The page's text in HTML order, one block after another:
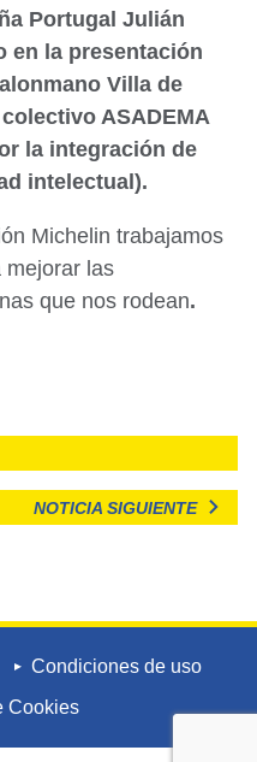
Portugal Julián
en la presentación
Villa de
ASADEMA
la integración de
intelectual).
Michelin trabajamos
mejorar las
que nos rodean.
NOTICIA SIGUIENTE
Condiciones de uso
Cookies